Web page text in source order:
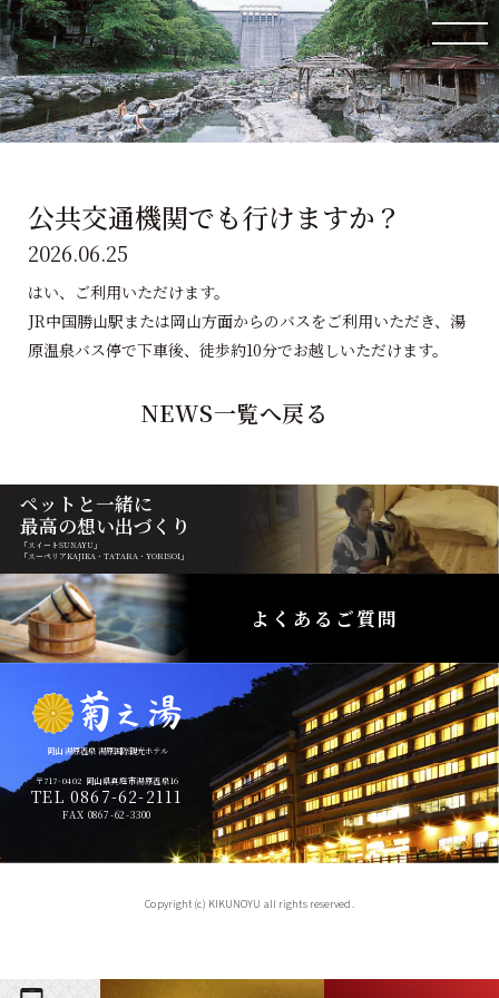
公共交通機関でも行けますか？
2026.06.25
はい、ご利用いただけます。
JR中国勝山駅または岡山方面からのバスをご利用いただき、湯
原温泉バス停で下車後、徒歩約10分でお越しいただけます。
NEWS一覧へ戻る
ペットと一緒に
最高の想い出づくり
「スイートSUNAYU」
「スーペリアKAJIKA・TATARA・YORISOI」
よくあるご質問
岡山 湯原温泉 湯原国際観光ホテル
〒717-0402 岡山県真庭市湯原温泉16
TEL 0867-62-2111
FAX 0867-62-3300
Copyright (c) KIKUNOYU all rights reserved.